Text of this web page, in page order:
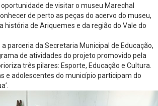
de visitar o museu Marechal
de perto as peças do acervo do museu,
história de Ariquemes e da região do Vale do
parceria da Secretaria Municipal de Educação,
de atividades do projeto promovido pela
três pilares: Esporte, Educação e Cultura.
e adolescentes do município participam do